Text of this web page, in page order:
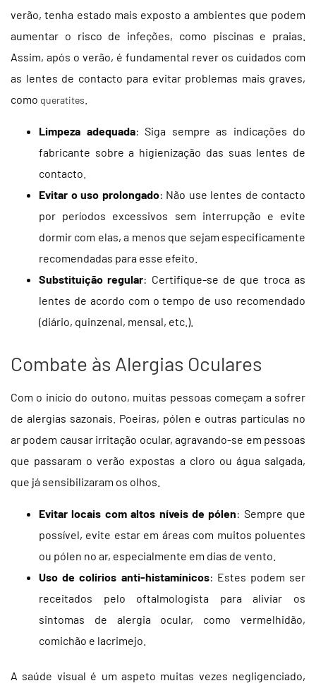
verão, tenha estado mais exposto a ambientes que podem
aumentar o risco de infeções, como piscinas e praias.
Assim, após o verão, é fundamental rever os cuidados com
as lentes de contacto para evitar problemas mais graves,
como queratites
Limpeza adequada: Siga sempre as indicações do
fabricante sobre a higienização das suas lentes de
contacto.
Evitar o uso prolongado: Não use lentes de contacto
por períodos excessivos sem interrupção e evite
dormir com elas, a menos que sejam especificamente
recomendadas para esse efeito.
Substituição regular: Certifique-se de que troca as
lentes de acordo com o tempo de uso recomendado
(diário, quinzenal, mensal, etc.).
Combate às Alergias Oculares
Com o início do outono, muitas pessoas começam a sofrer
de alergias sazonais. Poeiras, pólen e outras partículas no
ar podem causar irritação ocular, agravando-se em pessoas
que passaram o verão expostas a cloro ou água salgada,
que já sensibilizaram os olhos.
Evitar locais com altos níveis de pólen: Sempre que
possível, evite estar em áreas com muitos poluentes
ou pólen no ar, especialmente em dias de vento.
Uso de colírios anti-histamínicos: Estes podem ser
receitados pelo oftalmologista para aliviar os
sintomas de alergia ocular, como vermelhidão,
comichão e lacrimejo.
A saúde visual é um aspeto muitas vezes negligenciado,